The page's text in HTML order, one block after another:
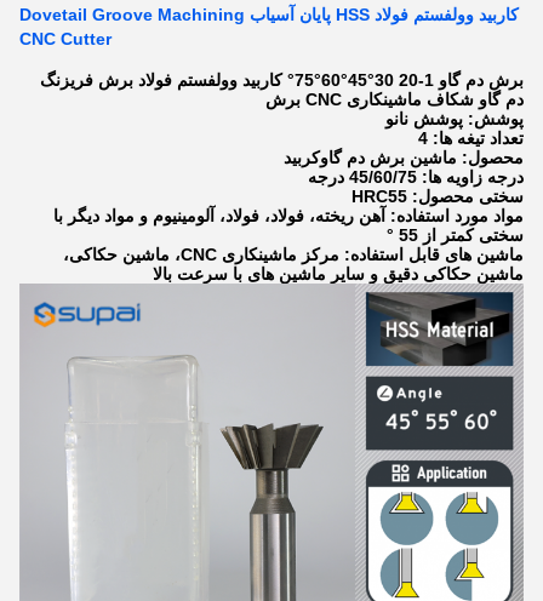
کاربید وولفستم فولاد HSS پایان آسیاب Dovetail Groove Machining
CNC Cutter
برش دم گاو 1-20 30°45°60°75° کاربید وولفستم فولاد برش فریزنگ
دم گاو شکاف ماشینکاری CNC برش
پوشش: پوشش نانو
تعداد تیغه ها: 4
محصول: ماشین برش دم گاوکربید
درجه زاویه ها: 45/60/75 درجه
سختی محصول: HRC55
مواد مورد استفاده: آهن ریخته، فولاد، فولاد، آلومینیوم و مواد دیگر با
سختی کمتر از 55 °
ماشین های قابل استفاده: مرکز ماشینکاری CNC، ماشین حکاکی،
ماشین حکاکی دقیق و سایر ماشین های با سرعت بالا